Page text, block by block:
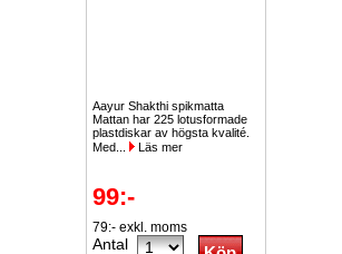
Aayur Shakthi spikmatta
Mattan har 225 lotusformade
plastdiskar av högsta kvalité.
Med...
Läs mer
99:-
79:- exkl. moms
Antal